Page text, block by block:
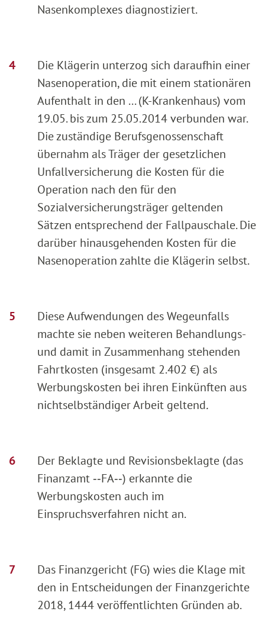
Nasenkomplexes diagnostiziert.
Die Klägerin unterzog sich daraufhin einer
Nasenoperation, die mit einem stationären
Aufenthalt in den ... (K-Krankenhaus) vom
19.05. bis zum 25.05.2014 verbunden war.
Die zuständige Berufsgenossenschaft
übernahm als Träger der gesetzlichen
Unfallversicherung die Kosten für die
Operation nach den für den
Sozialversicherungsträger geltenden
Sätzen entsprechend der Fallpauschale. Die
darüber hinausgehenden Kosten für die
Nasenoperation zahlte die Klägerin selbst.
Diese Aufwendungen des Wegeunfalls
machte sie neben weiteren Behandlungs-
und damit in Zusammenhang stehenden
Fahrtkosten (insgesamt 2.402 €) als
Werbungskosten bei ihren Einkünften aus
nichtselbständiger Arbeit geltend.
Der Beklagte und Revisionsbeklagte (das
Finanzamt ‑‑FA‑‑) erkannte die
Werbungskosten auch im
Einspruchsverfahren nicht an.
Das Finanzgericht (FG) wies die Klage mit
den in Entscheidungen der Finanzgerichte
2018, 1444 veröffentlichten Gründen ab.